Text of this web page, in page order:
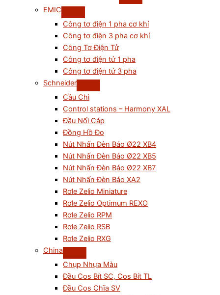
EMIC
Công tơ điện 1 pha cơ khí
Công tơ điện 3 pha cơ khí
Công Tơ Điện Tử
Công tơ điện tử 1 pha
Công tơ điện tử 3 pha
Schneider
Cầu Chì
Control stations – Harmony XAL
Đầu Nối Cáp
Đồng Hồ Đo
Nút Nhấn Đèn Báo Ø22 XB4
Nút Nhấn Đèn Báo Ø22 XB5
Nút Nhấn Đèn Báo Ø22 XB7
Nút Nhấn Đèn Báo XA2
Rơle Zelio Miniature
Rơle Zelio Optimum REXO
Rơle Zelio RPM
Rơle Zelio RSB
Rơle Zelio RXG
China
Chụp Nhựa Màu
Đầu Cos Bít SC, Cos Bít TL
Đầu Cos Chĩa SV